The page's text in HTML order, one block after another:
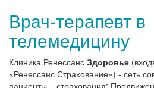
Врач-терапевт в
телемедицину
Клиника Ренессанс Здоровье
«Ренессанс Страхование») - сеть